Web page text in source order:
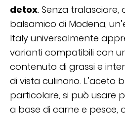
detox. Senza tralasciare,
balsamico di Modena,
Italy universalmente
varianti compatibili con
contenuto di grassi e
di vista culinario. L’aceto
particolare, si può usare
a base di carne e pesce,